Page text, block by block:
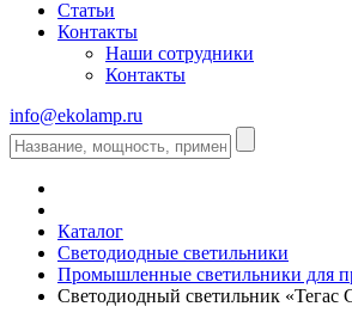
Статьи
Контакты
Наши сотрудники
Контакты
info@ekolamp.ru
Каталог
Светодиодные светильники
Промышленные светильники для
Светодиодный светильник